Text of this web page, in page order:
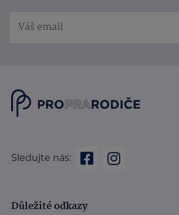
Sledujte nás:
Důležité odkazy